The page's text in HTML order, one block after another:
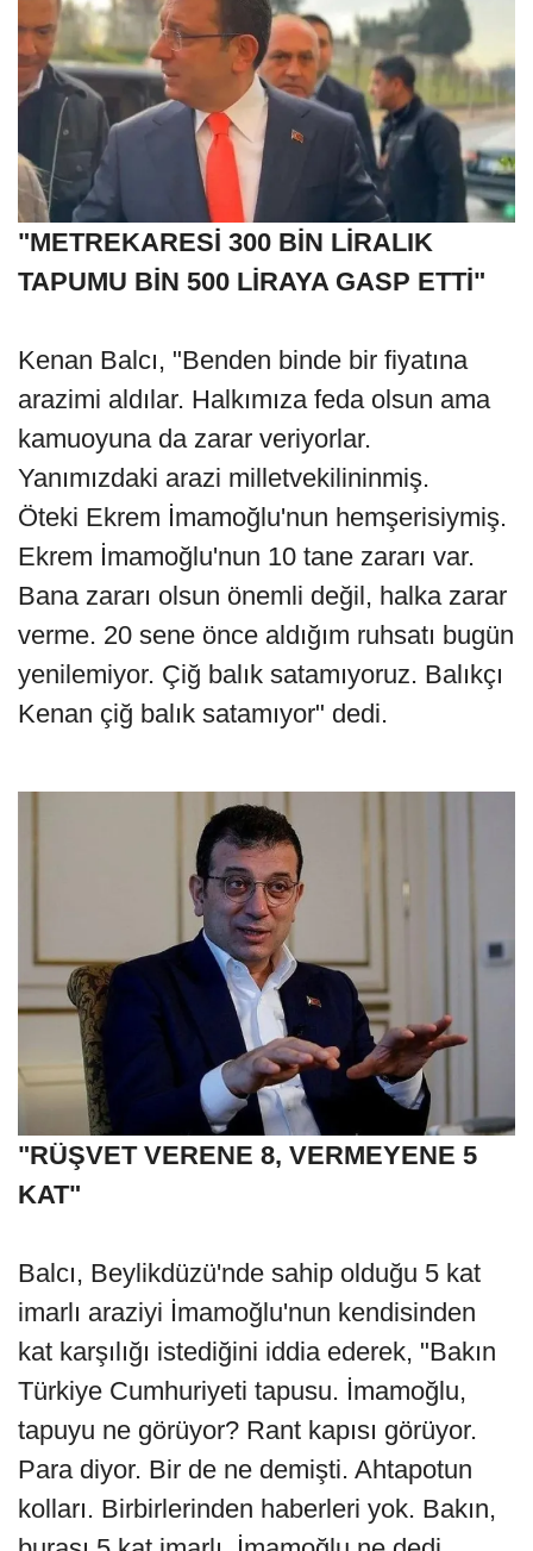
"METREKARESİ 300 BİN LİRALIK
TAPUMU BİN 500 LİRAYA GASP ETTİ"
Kenan Balcı, "Benden binde bir fiyatına
arazimi aldılar. Halkımıza feda olsun ama
kamuoyuna da zarar veriyorlar.
Yanımızdaki arazi milletvekilininmiş.
Öteki Ekrem İmamoğlu'nun hemşerisiymiş.
Ekrem İmamoğlu'nun 10 tane zararı var.
Bana zararı olsun önemli değil, halka zarar
verme. 20 sene önce aldığım ruhsatı bugün
yenilemiyor. Çiğ balık satamıyoruz. Balıkçı
Kenan çiğ balık satamıyor" dedi.
"RÜŞVET VERENE 8, VERMEYENE 5
KAT"
Balcı, Beylikdüzü'nde sahip olduğu 5 kat
imarlı araziyi İmamoğlu'nun kendisinden
kat karşılığı istediğini iddia ederek, "Bakın
Türkiye Cumhuriyeti tapusu. İmamoğlu,
tapuyu ne görüyor? Rant kapısı görüyor.
Para diyor. Bir de ne demişti. Ahtapotun
kolları. Birbirlerinden haberleri yok. Bakın,